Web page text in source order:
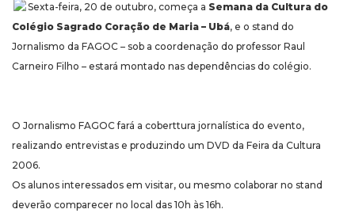
Sexta-feira, 20 de outubro, começa a Semana da Cultura do
Colégio Sagrado Coração de Maria – Ubá, e o stand do
Jornalismo da FAGOC – sob a coordenação do professor Raul
Carneiro Filho – estará montado nas dependências do colégio.
O Jornalismo FAGOC fará a coberttura jornalística do evento,
realizando entrevistas e produzindo um DVD da Feira da Cultura
2006.
Os alunos interessados em visitar, ou mesmo colaborar no stand
deverão comparecer no local das 10h às 16h.